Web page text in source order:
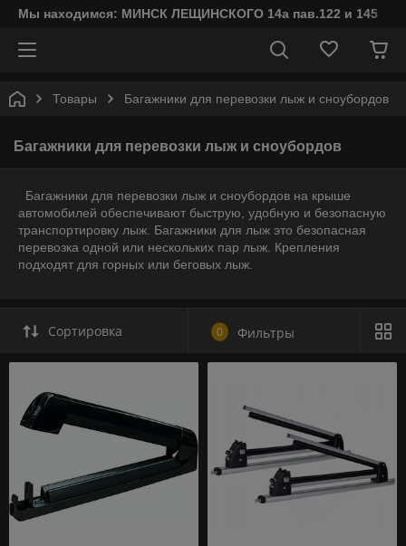
Мы находимся: МИНСК ЛЕЩИНСКОГО 14а пав.122 и 145
Товары Багажники для перевозки лыж и сноубордов
Багажники для перевозки лыж и сноубордов
Багажники для перевозки лыж и сноубордов на крыше
автомобилей обеспечивают быструю, удобную и безопасную
транспортировку лыж. Багажники для лыж это безопасная
перевозка одной или нескольких пар лыж. Крепления
подходят для горных или беговых лыж.
Сортировка 0 Фильтры